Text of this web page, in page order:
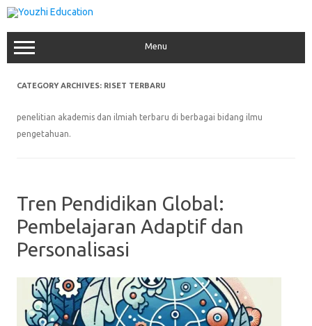
Skip
to
content
Menu
CATEGORY ARCHIVES: RISET TERBARU
penelitian akademis dan ilmiah terbaru di berbagai bidang ilmu
pengetahuan.
Tren Pendidikan Global:
Pembelajaran Adaptif dan
Personalisasi